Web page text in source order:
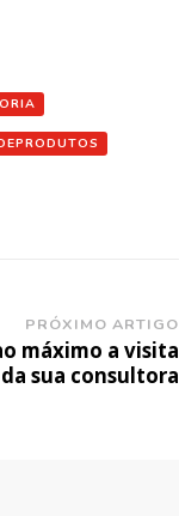
PRÓXIMO ARTIGO
máximo a visita
da sua consultora